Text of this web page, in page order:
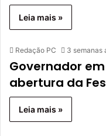
Leia mais »
Redação PC 3 semanas
Governador
abertura da
Leia mais »